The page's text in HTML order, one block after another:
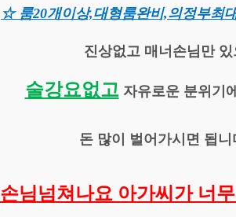
☆ 룸20개이상,대형룸완비,의정부최
진상없고 매너손님만 있
술강요없고자유로운 분위기
돈 많이 벌어가시면 됩
손님넘쳐나요 아가씨가 너